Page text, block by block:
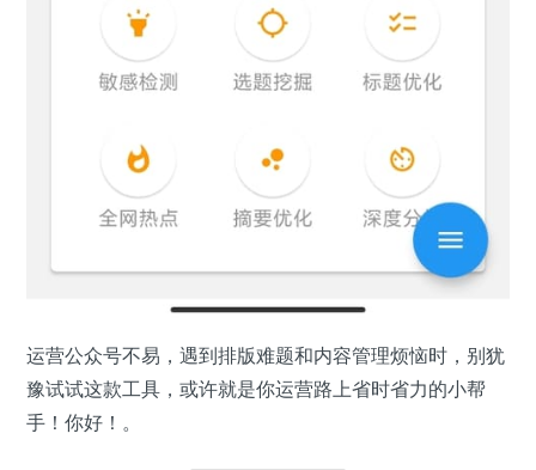
运营公众号不易，遇到排版难题和内容管理烦恼时，别犹
豫试试这款工具，或许就是你运营路上省时省力的小帮
手！你好！。